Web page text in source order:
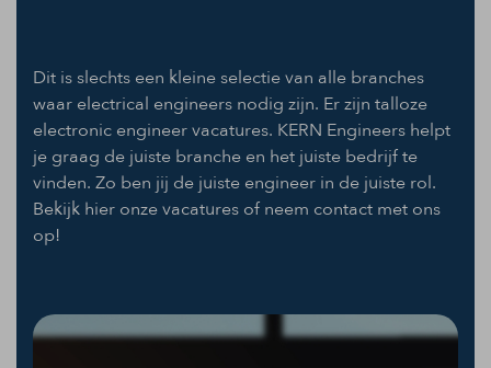
Dit is slechts een kleine selectie van alle branches
waar electrical engineers nodig zijn. Er zijn talloze
electronic engineer vacatures. KERN Engineers helpt
je graag de juiste branche en het juiste bedrijf te
vinden. Zo ben jij de juiste engineer in de juiste rol.
Bekijk hier onze vacatures of neem contact met ons
op!